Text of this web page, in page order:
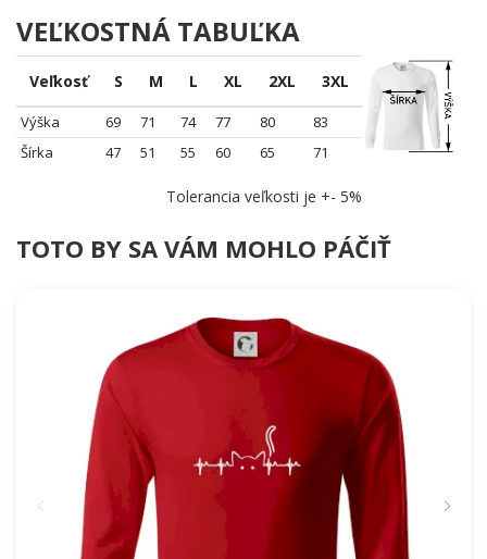
VEĽKOSTNÁ TABUĽKA
Veľkosť S M L XL 2XL 3XL
Výška 69 71 74 77 80
83
Šírka
47 51 55 60 65 71
Tolerancia veľkosti je +- 5%
TOTO BY SA VÁM MOHLO PÁČIŤ